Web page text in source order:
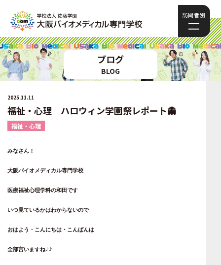
訪問者別
ブログ
BLOG
2025.11.11
福祉・心理 ハロウィン学園祭レポート👻
福祉・心理
みなさん！
大阪バイオメディカル専門学校
医療福祉心理学科の和田です
いつ見ているかはわからないので
おはよう・こんにちは・こんばんは
全部言いますね♪♪